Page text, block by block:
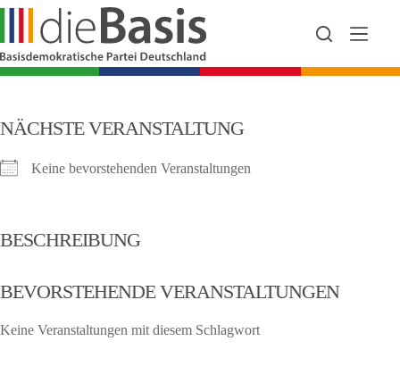
Zum
springen
NÄCHSTE VERANSTALTUNG
Keine bevorstehenden Veranstaltungen
BESCHREIBUNG
BEVORSTEHENDE VERANSTALTUNGEN
Keine Veranstaltungen mit diesem Schlagwort